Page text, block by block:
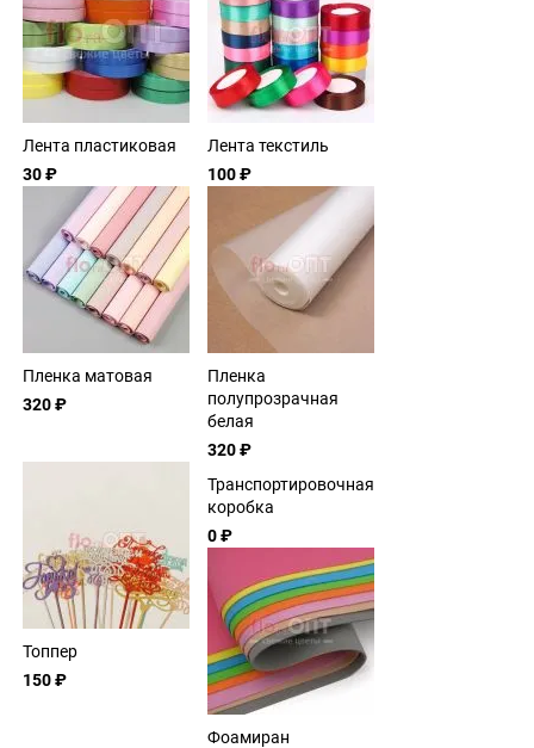
Лента пластиковая
30 ₽
Лента текстиль
100 ₽
Пленка матовая
320 ₽
Пленка
полупрозрачная
белая
320 ₽
Топпер
150 ₽
Транспортировочная
коробка
0 ₽
Фоамиран